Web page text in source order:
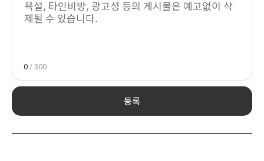
0 / 300
등록